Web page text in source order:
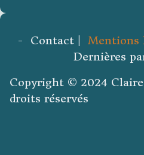
- Contact | Mentions
Dernières
Copyright © 2024
droits réservés